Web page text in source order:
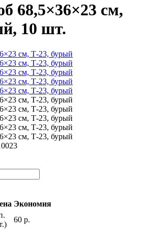
68,5×36×23 см,
10 шт.
Экономия
60 р.